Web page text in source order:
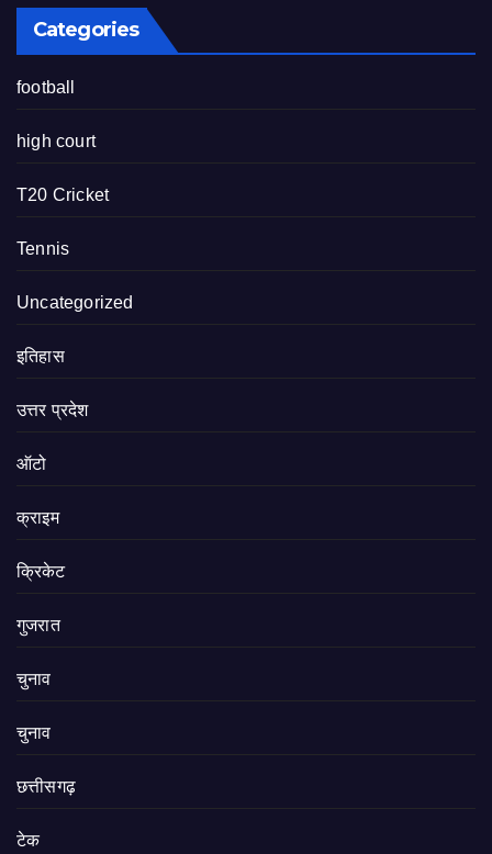
Categories
football
high court
T20 Cricket
Tennis
Uncategorized
इतिहास
उत्तर प्रदेश
ऑटो
क्राइम
क्रिकेट
गुजरात
चुनाव
चुनाव
छत्तीसगढ़
टेक